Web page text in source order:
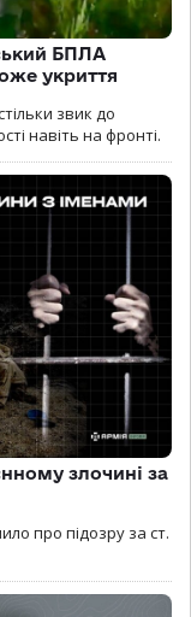
БПЛА
укриття
звик до
навіть на фронті.
злочині за
про підозру за ст.